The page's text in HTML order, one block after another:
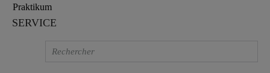
Praktikum
SERVICE